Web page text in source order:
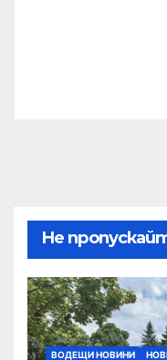
Не
ВОДЕЩИ НОВИНИ